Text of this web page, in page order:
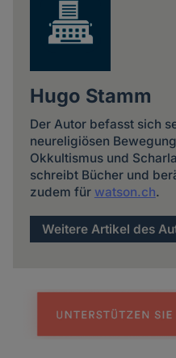
Hugo Stamm
Der Autor befasst sich
neureligiösen
Okkultismus und
schreibt Bücher und
zudem für watson.ch.
Weitere Artikel des